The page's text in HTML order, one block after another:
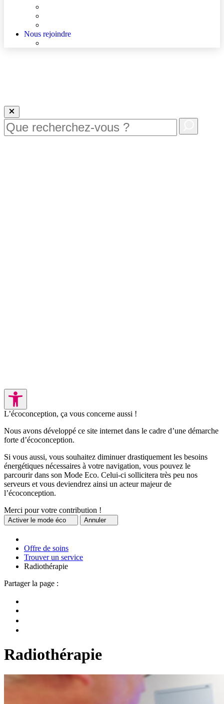
Nous rejoindre
L’écoconception, ça vous concerne aussi !
Nous avons développé ce site internet dans le cadre d’une démarche
forte d’écoconception.
Si vous aussi, vous souhaitez diminuer drastiquement les besoins
énergétiques nécessaires à votre navigation, vous pouvez le
parcourir dans son Mode Eco. Celui-ci sollicitera très peu nos
serveurs et vous deviendrez ainsi un acteur majeur de
l’écoconception.
Merci pour votre contribution !
Activerle mode éco Annuler
Offre de soins
Trouver un service
Radiothérapie
Partager la page :
Radiothérapie